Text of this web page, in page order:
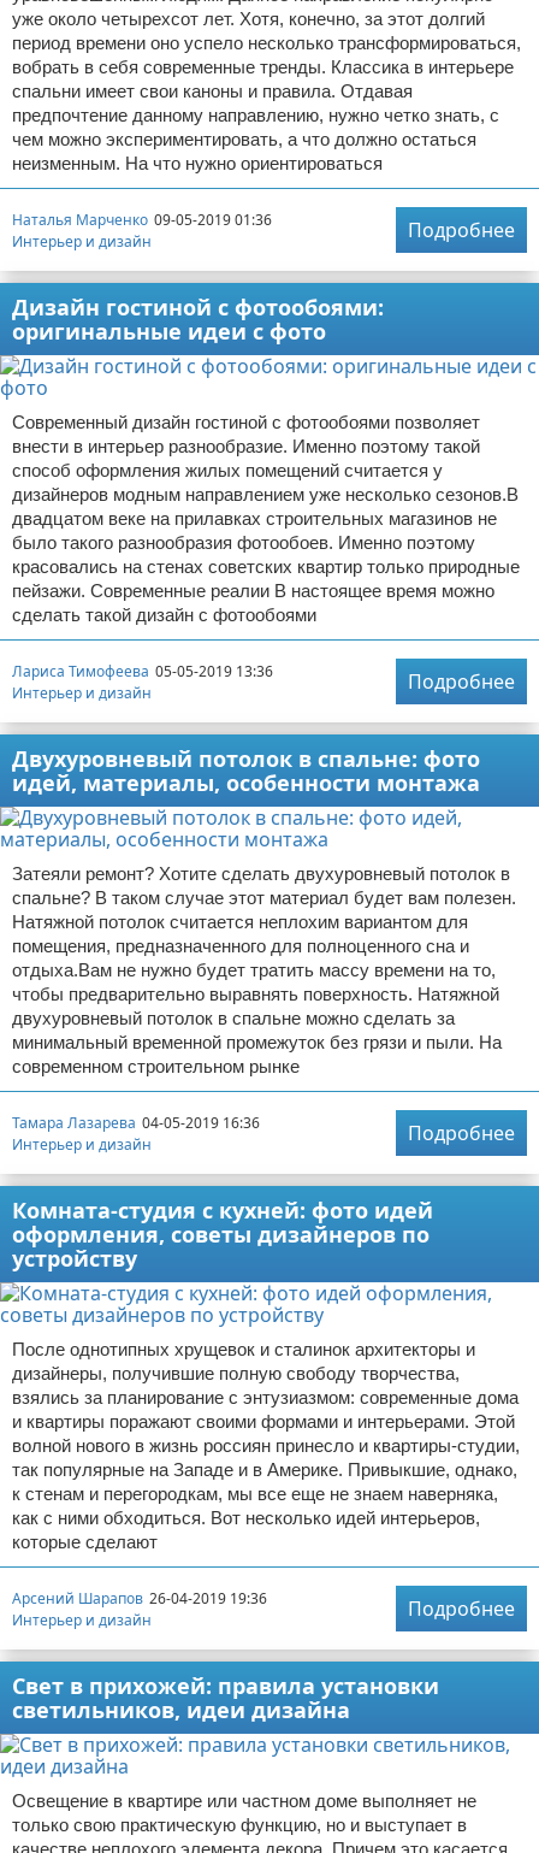
уже около четырехсот лет. Хотя, конечно, за этот долгий
период времени оно успело несколько трансформироваться,
вобрать в себя современные тренды. Классика в интерьере
спальни имеет свои каноны и правила. Отдавая
предпочтение данному направлению, нужно четко знать, с
чем можно экспериментировать, а что должно остаться
неизменным. На что нужно ориентироваться
Наталья Марченко 09-05-2019 01:36
Интерьер и дизайн
Подробнее
Дизайн гостиной с фотообоями:
оригинальные идеи с фото
Современный дизайн гостиной с фотообоями позволяет
внести в интерьер разнообразие. Именно поэтому такой
способ оформления жилых помещений считается у
дизайнеров модным направлением уже несколько сезонов.В
двадцатом веке на прилавках строительных магазинов не
было такого разнообразия фотообоев. Именно поэтому
красовались на стенах советских квартир только природные
пейзажи. Современные реалии В настоящее время можно
сделать такой дизайн с фотообоями
Лариса Тимофеева 05-05-2019 13:36
Интерьер и дизайн
Подробнее
Двухуровневый потолок в спальне: фото
идей, материалы, особенности монтажа
Затеяли ремонт? Хотите сделать двухуровневый потолок в
спальне? В таком случае этот материал будет вам полезен.
Натяжной потолок считается неплохим вариантом для
помещения, предназначенного для полноценного сна и
отдыха.Вам не нужно будет тратить массу времени на то,
чтобы предварительно выравнять поверхность. Натяжной
двухуровневый потолок в спальне можно сделать за
минимальный временной промежуток без грязи и пыли. На
современном строительном рынке
Тамара Лазарева 04-05-2019 16:36
Интерьер и дизайн
Подробнее
Комната-студия с кухней: фото идей
оформления, советы дизайнеров по
устройству
После однотипных хрущевок и сталинок архитекторы и
дизайнеры, получившие полную свободу творчества,
взялись за планирование с энтузиазмом: современные дома
и квартиры поражают своими формами и интерьерами. Этой
волной нового в жизнь россиян принесло и квартиры-студии,
так популярные на Западе и в Америке. Привыкшие, однако,
к стенам и перегородкам, мы все еще не знаем наверняка,
как с ними обходиться. Вот несколько идей интерьеров,
которые сделают
Арсений Шарапов 26-04-2019 19:36
Интерьер и дизайн
Подробнее
Свет в прихожей: правила установки
светильников, идеи дизайна
Освещение в квартире или частном доме выполняет не
только свою практическую функцию, но и выступает в
качестве неплохого элемента декора. Причем это касается